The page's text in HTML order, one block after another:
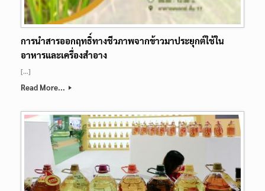
การนำสารออกฤทธิ์ทางชีวภาพจากข้าวมาประยุกต์ใช้ใน
อาหารและเครื่องสำอาง
[…]
Read More...